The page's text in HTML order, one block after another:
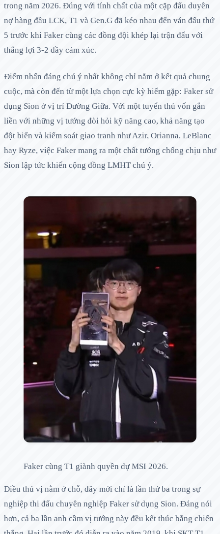
trong năm 2026. Đúng với tính chất của một cặp đấu duyên
nợ hàng đầu LCK, T1 và Gen.G đã kéo nhau đến ván đấu thứ
5 trước khi Faker cùng các đồng đội khép lại trận đấu với
thắng lợi 3-2 đầy cảm xúc.
Điểm nhấn đáng chú ý nhất không chỉ nằm ở kết quả chung
cuộc, mà còn đến từ một lựa chọn cực kỳ hiếm gặp: Faker sử
dụng Sion ở vị trí Đường Giữa. Với một tuyển thủ vốn gắn
liền với những vị tướng đòi hỏi kỹ năng cao, khả năng tạo
đột biến và kiểm soát giao tranh như Azir, Orianna, LeBlanc
hay Ryze, việc Faker mang ra một chất tướng chống chịu như
Sion lập tức khiến cộng đồng LMHT chú ý.
Faker cùng T1 giành quyền dự MSI 2026.
Điều thú vị nằm ở chỗ, đây mới chỉ là lần thứ ba trong sự
nghiệp thi đấu chuyên nghiệp Faker sử dụng Sion. Đáng nói
hơn, cả ba lần anh cầm vị tướng này đều kết thúc bằng chiến